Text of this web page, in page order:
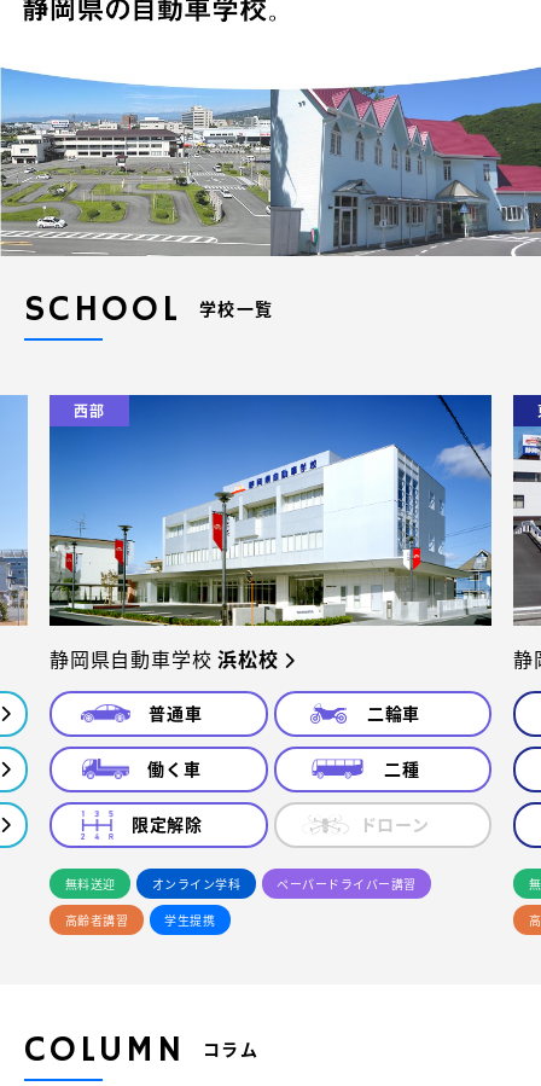
SCHOOL 学校一覧
西部
静岡県自動車学校浜松校
普通車 二輪車
働く車 二種
限定解除 ドローン
無料送迎 オンライン学科
ペーパードライバー講習
高齢者講習
学生提携
静
COLUMN コラム